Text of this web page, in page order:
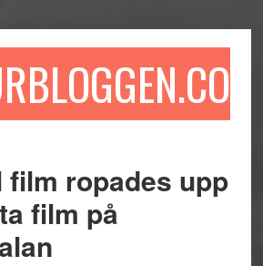
film ropades upp
film på